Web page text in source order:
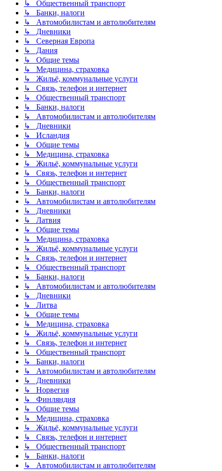
↳ Общественный транспорт
↳ Банки, налоги
↳ Автомобилистам и автолюбителям
↳ Дневники
↳ Северная Европа
↳ Дания
↳ Общие темы
↳ Медицина, страховка
↳ Жильё, коммунальные услуги
↳ Связь, телефон и интернет
↳ Общественный транспорт
↳ Банки, налоги
↳ Автомобилистам и автолюбителям
↳ Дневники
↳ Исландия
↳ Общие темы
↳ Медицина, страховка
↳ Жильё, коммунальные услуги
↳ Связь, телефон и интернет
↳ Общественный транспорт
↳ Банки, налоги
↳ Автомобилистам и автолюбителям
↳ Дневники
↳ Латвия
↳ Общие темы
↳ Медицина, страховка
↳ Жильё, коммунальные услуги
↳ Связь, телефон и интернет
↳ Общественный транспорт
↳ Банки, налоги
↳ Автомобилистам и автолюбителям
↳ Дневники
↳ Литва
↳ Общие темы
↳ Медицина, страховка
↳ Жильё, коммунальные услуги
↳ Связь, телефон и интернет
↳ Общественный транспорт
↳ Банки, налоги
↳ Автомобилистам и автолюбителям
↳ Дневники
↳ Норвегия
↳ Финляндия
↳ Общие темы
↳ Медицина, страховка
↳ Жильё, коммунальные услуги
↳ Связь, телефон и интернет
↳ Общественный транспорт
↳ Банки, налоги
↳ Автомобилистам и автолюбителям